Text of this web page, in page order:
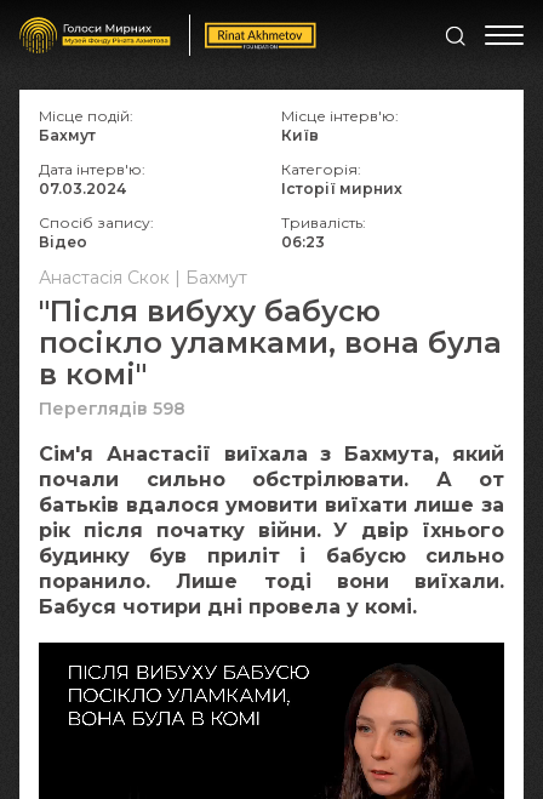
Анастасія Скок | Бахмут
"Після вибуху бабусю
посікло уламками, вона була
в комі"
Переглядів 598
Сім'я Анастасії виїхала з Бахмута, який
почали сильно обстрілювати. А от
батьків вдалося умовити виїхати лише за
рік після початку війни. У двір їхнього
будинку був приліт і бабусю сильно
поранило. Лише тоді вони виїхали.
Бабуся чотири дні провела у комі.
Місце подій:
Бахмут
Місце інтерв'ю:
Київ
Дата інтерв'ю:
07.03.2024
Категорія:
Історії мирних
Спосіб запису:
Відео
Тривалість:
06:23